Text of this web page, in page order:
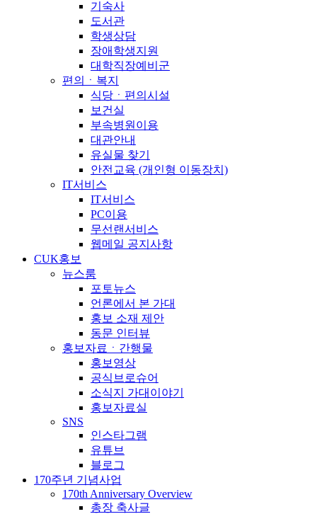
기숙사
도서관
학생상담
장애학생지원
대학직장예비군
편의ㆍ복지
식당ㆍ편의시설
보건실
부속병원이용
대관안내
유실물 찾기
안전교육 (개인형 이동장치)
IT서비스
IT서비스
PC이용
무선랜서비스
웹메일 공지사항
CUK홍보
뉴스룸
포토뉴스
언론에서 본 가대
홍보 소재 제안
동문 인터뷰
홍보자료ㆍ간행물
홍보영상
공식브로슈어
소식지 가대이야기
홍보자료실
SNS
인스타그램
유튜브
블로그
170주년 기념사업
170th Anniversary Overview
총장 축사글